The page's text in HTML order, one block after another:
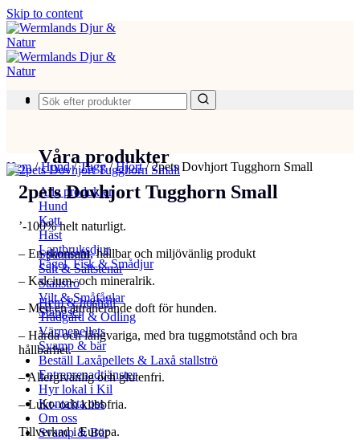
Skip to content
Produkter
Våra produkter
Alla produkter
Hund
Katt
Häst
Lantbruksdjur
Fågel, Fisk & Smådjur
Spannmål
Salt & Saltstenar
Stallströ
Vilt & Småfåglar
Stängsel
Hem & hushåll
Trädgård & Odling
Värmepellets
Svamp & bär
Beställ Laxåpellets & Laxå stallströ
Entreprenadtjänster
Hyr lokal i Kil
Kontakta oss
Om oss
Svamp & Bär
Hem/Hund/Tugg/Hjort/2pets Dovhjort Tugghorn Small
2pets Dovhjort Tugghorn Small
’-100% helt naturligt.
– En skonsam, hållbar och miljövänlig produkt
– Kalcium- och mineralrik.
– Med en attraherande doft för hunden.
– Hårda och långvariga, med bra tuggmotstånd och bra
hållbarhet.
– Allergivänlig och glutenfri.
– Lukt- och klibbfria.
Tillverkad i Europa.